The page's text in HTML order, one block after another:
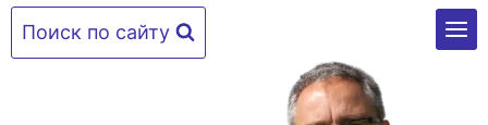
Перейти
Поиск по сайту